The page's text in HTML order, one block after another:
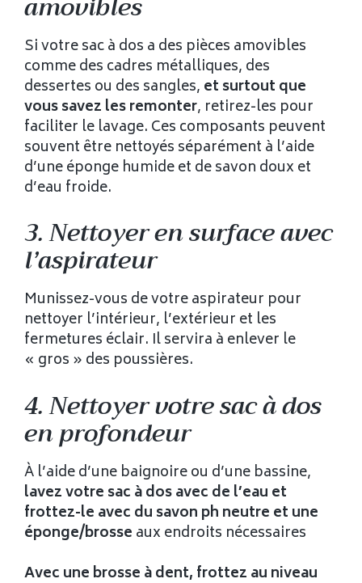
Si votre sac à dos a des pièces amovibles
comme des cadres métalliques, des
dessertes ou des sangles, et surtout que
vous savez les remonter, retirez-les pour
faciliter le lavage. Ces composants peuvent
souvent être nettoyés séparément à l’aide
d’une éponge humide et de savon doux et
d’eau froide.
3. Nettoyer en surface avec
l’aspirateur
Munissez-vous de votre aspirateur pour
nettoyer l’intérieur, l’extérieur et les
fermetures éclair. Il servira à enlever le
« gros » des poussières.
4. Nettoyer votre sac à dos
en profondeur
À l’aide d’une baignoire ou d’une bassine,
lavez votre sac à dos avec de l’eau et
frottez-le avec du savon ph neutre et une
éponge/brosse aux endroits nécessaires
Avec une brosse à dent, frottez au niveau